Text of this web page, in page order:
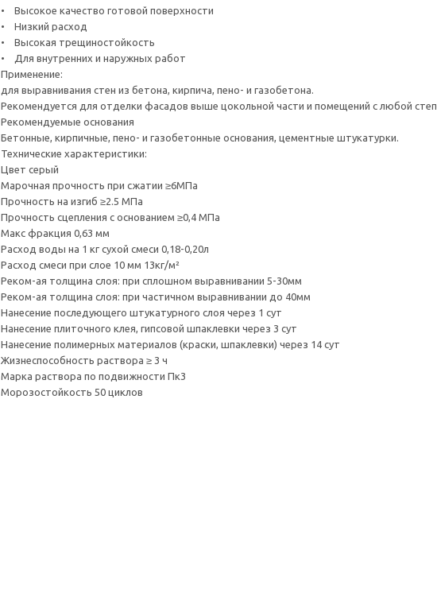
• Высокое качество готовой поверхности
• Низкий расход
• Высокая трещиностойкость
• Для внутренних и наружных работ
Применение:
для выравнивания стен из бетона, кирпича, пено- и газобетона.
Рекомендуется для отделки фасадов выше цокольной части и помещений с любой
Рекомендуемые основания
Бетонные, кирпичные, пено- и газобетонные основания, цементные штукатурки.
Технические характеристики:
Цвет серый
Марочная прочность при сжатии ≥6МПа
Прочность на изгиб ≥2.5 МПа
Прочность сцепления с основанием ≥0,4 МПа
Макс фракция 0,63 мм
Расход воды на 1 кг сухой смеси 0,18-0,20л
Расход смеси при слое 10 мм 13кг/м²
Реком-ая толщина слоя: при сплошном выравнивании 5-30мм
Реком-ая толщина слоя: при частичном выравнивании до 40мм
Нанесение последующего штукатурного слоя через 1 сут
Нанесение плиточного клея, гипсовой шпаклевки через 3 сут
Нанесение полимерных материалов (краски, шпаклевки) через 14 сут
Жизнеспособность раствора ≥ 3 ч
Марка раствора по подвижности Пк3
Морозостойкость 50 циклов